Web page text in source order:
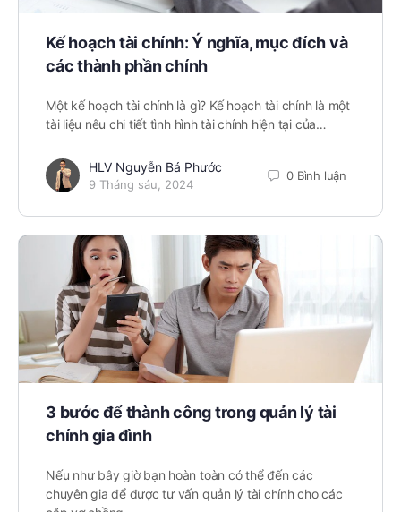
Kế hoạch tài chính: Ý nghĩa, mục đích và
các thành phần chính
Một kế hoạch tài chính là gì? Kế hoạch tài chính là một
tài liệu nêu chi tiết tình hình tài chính hiện tại của…
HLV Nguyễn Bá Phước
9 Tháng sáu, 2024
0 Bình luận
3 bước để thành công trong quản lý tài
chính gia đình
Nếu như bây giờ bạn hoàn toàn có thể đến các
chuyên gia để được tư vấn quản lý tài chính cho các